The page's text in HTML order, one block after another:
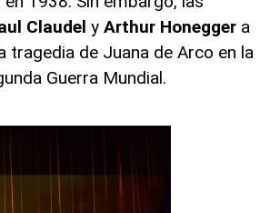
Claudel yArthur Honegger a
de Juana de Arco en la
Guerra Mundial.